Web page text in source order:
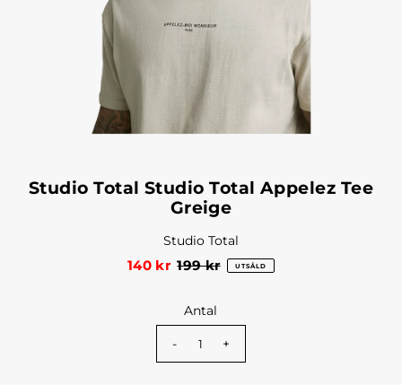
Studio Total Studio Total Appelez Tee
Greige
Studio Total
140 kr 199 kr UTSÅLD
Antal
- +